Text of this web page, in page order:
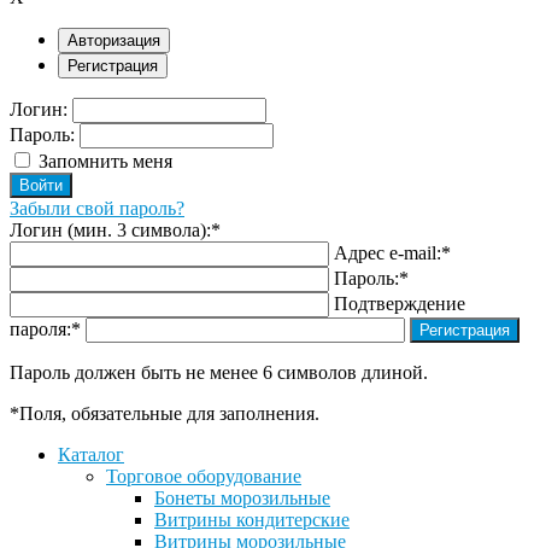
Авторизация
Регистрация
Логин:
Пароль:
Запомнить меня
Забыли свой пароль?
Логин (мин. 3 символа):*
Адрес e-mail:*
Пароль:*
Подтверждение
пароля:*
Пароль должен быть не менее 6 символов длиной.
*Поля, обязательные для заполнения.
Каталог
Торговое оборудование
Бонеты морозильные
Витрины кондитерские
Витрины морозильные